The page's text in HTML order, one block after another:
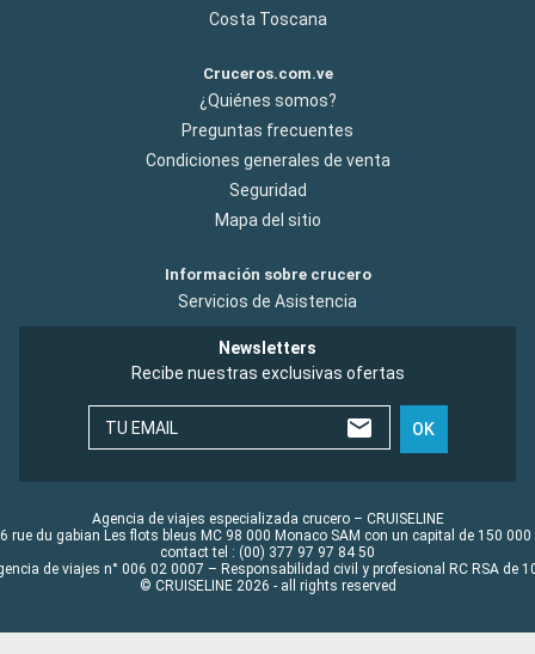
Costa Toscana
Cruceros.com.ve
¿Quiénes somos?
Preguntas frecuentes
Condiciones generales de venta
Seguridad
Mapa del sitio
Información sobre crucero
Servicios de Asistencia
Newsletters
Recibe nuestras exclusivas ofertas
TU EMAIL OK
Agencia de viajes especializada crucero – CRUISELINE
rue du gabian Les flots bleus MC 98 000 Monaco SAM con un capital de 150 000
contact tel : (00) 377 97 97 84 50
de viajes n° 006 02 0007 – Responsabilidad civil y profesional RC RSA de
© CRUISELINE 2026 - all rights reserved